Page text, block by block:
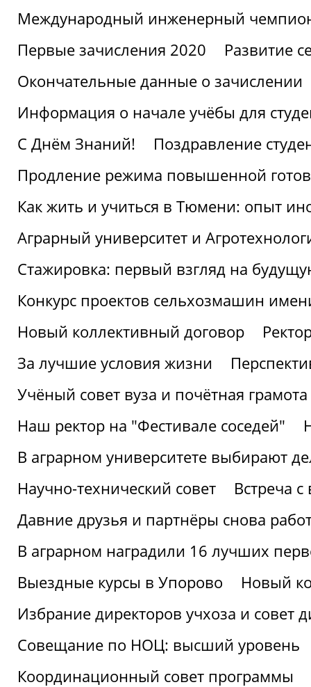
Международный инженерный
Первые зачисления 2020
Развитие
Окончательные данные о зачислении
Информация о начале учёбы для
С Днём Знаний!
Поздравление
Продление режима повышенной
Как жить и учиться в Тюмени: опыт
Аграрный университет и
Стажировка: первый взгляд на
Конкурс проектов сельхозмашин
Новый коллективный договор
За лучшие условия жизни
Учёный совет вуза и почётная
Наш ректор на "Фестивале соседей"
В аграрном университете выбирают
Научно-технический совет
Встреча
Давние друзья и партнёры снова
В аграрном наградили 16 лучших
Выездные курсы в Упорово
Новый
Избрание директоров учхоза и совет
Совещание по НОЦ: высший уровень
Координационный совет программы